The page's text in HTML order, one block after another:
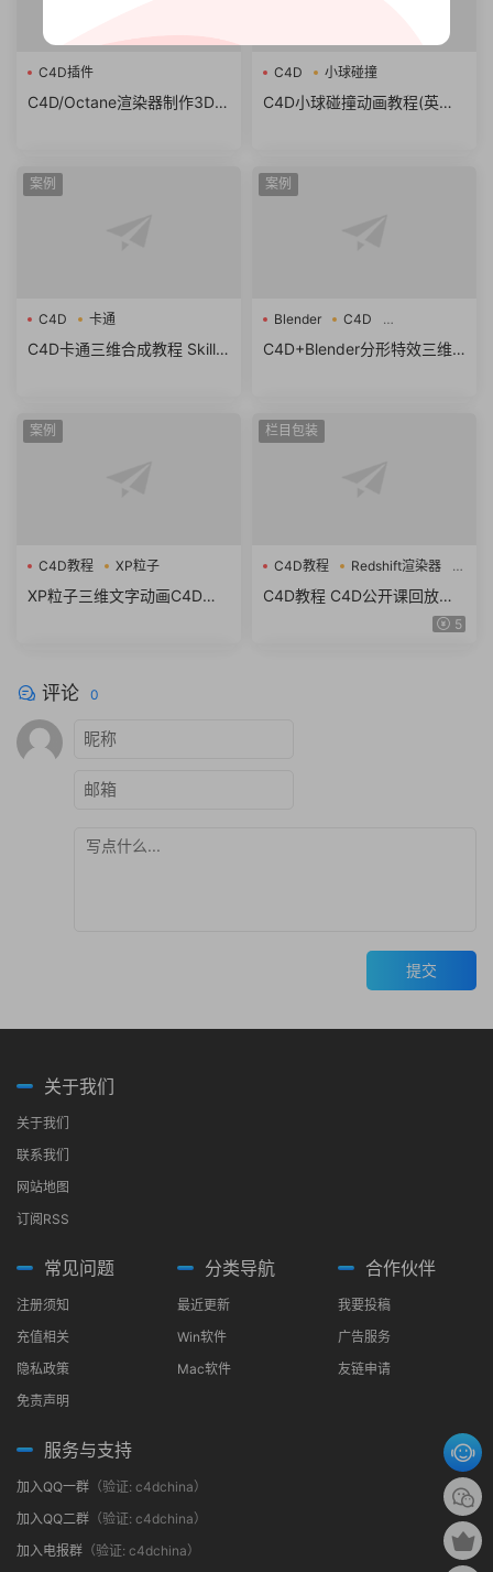
C4D插件
C4D/Octane渲染器制作3D色
C4D 小球碰撞
C4D小球碰撞动画教程(英文
案例
C4D 卡通
C4D卡通三维合成教程 Skills
案例
Blender
C4D
Octane Vectron Fractal PACK
C4D+Blender分形特效三维
& Blender scenes
案例
C4D教程 XP粒子
XP粒子三维文字动画C4D教
栏目包装
C4D教程
Redshift渲染器
运动图形
C4D教程 C4D公开课回放合
集 oc、redshift渲染器、realf
5
评论 0
提交
关于我们
关于我们
联系我们
网站地图
订阅RSS
常见问题
注册须知
充值相关
隐私政策
免责声明
分类导航
最近更新
Win软件
Mac软件
合作伙伴
我要投稿
广告服务
友链申请
服务与支持
加入QQ一群 （验证: c4dchina）
加入QQ二群 （验证: c4dchina）
加入电报群 （验证: c4dchina）